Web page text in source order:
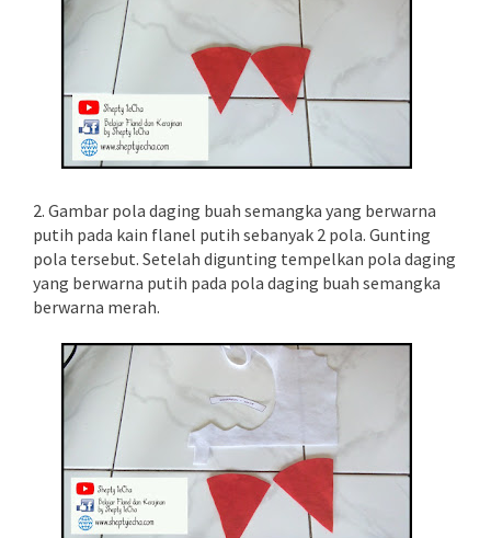
2. Gambar pola daging buah semangka yang berwarna
putih pada kain flanel putih sebanyak 2 pola. Gunting
pola tersebut. Setelah digunting tempelkan pola daging
yang berwarna putih pada pola daging buah semangka
berwarna merah.